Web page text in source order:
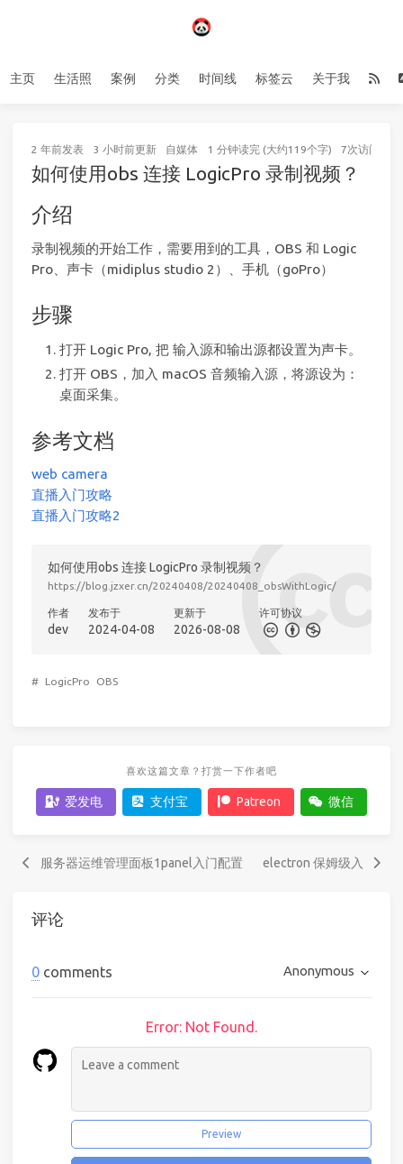
主页 生活照 案例 分类 时间线 标签云 关于我
2 年前发表 3 小时前更新 自媒体 1 分钟读完 (大约119个字) 7次访问
如何使用obs 连接 LogicPro 录制视频？
介绍
录制视频的开始工作，需要用到的工具，OBS 和 Logic
Pro、声卡（midiplus studio 2）、手机（goPro）
步骤
打开 Logic Pro, 把 输入源和输出源都设置为声卡。
打开 OBS，加入 macOS 音频输入源，将源设为：
桌面采集。
参考文档
web camera
直播入门攻略
直播入门攻略2
如何使用obs 连接 LogicPro 录制视频？
https://blog.jzxer.cn/20240408/20240408_obsWithLogic/
作者
dev
发布于
2024-04-08
更新于
2026-08-08
许可协议
# LogicPro OBS
喜欢这篇文章？打赏一下作者吧
爱发电 支付宝 Patreon 微信
服务器运维管理面板1panel入门配置 electron 保姆级入
评论
0 comments Anonymous
Error: Not Found.
Preview